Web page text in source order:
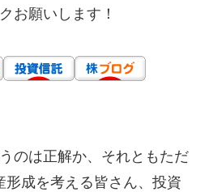
お願いします！
のは正解か、それともただ
形成を考える皆さん、投資